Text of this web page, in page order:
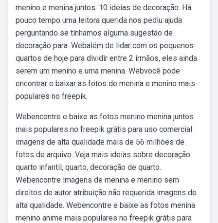
menino e menina juntos: 10 ideias de decoração. Há
pouco tempo uma leitora querida nos pediu ajuda
perguntando se tínhamos alguma sugestão de
decoração para. Webalém de lidar com os pequenos
quartos de hoje para dividir entre 2 irmãos, eles ainda
serem um menino e uma menina. Webvocê pode
encontrar e baixar as fotos de menina e menino mais
populares no freepik.
Webencontre e baixe as fotos menino menina juntos
mais populares no freepik grátis para uso comercial
imagens de alta qualidade mais de 56 milhões de
fotos de arquivo. Veja mais ideias sobre decoração
quarto infantil, quarto, decoração de quarto.
Webencontre imagens de menina e menino sem
direitos de autor atribuição não requerida imagens de
alta qualidade. Webencontre e baixe as fotos menina
menino anime mais populares no freepik grátis para